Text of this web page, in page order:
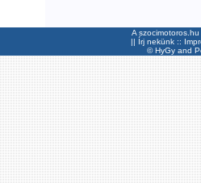
A
|| Írj nekünk ::
©HyGyand